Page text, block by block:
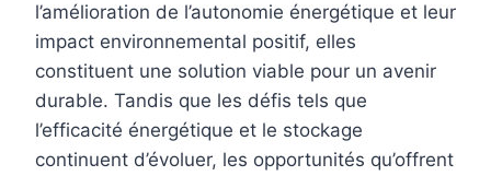
l’amélioration de l’autonomie énergétique et leur
impact environnemental positif, elles
constituent une solution viable pour un avenir
durable. Tandis que les défis tels que
l’efficacité énergétique et le stockage
continuent d’évoluer, les opportunités qu’offrent